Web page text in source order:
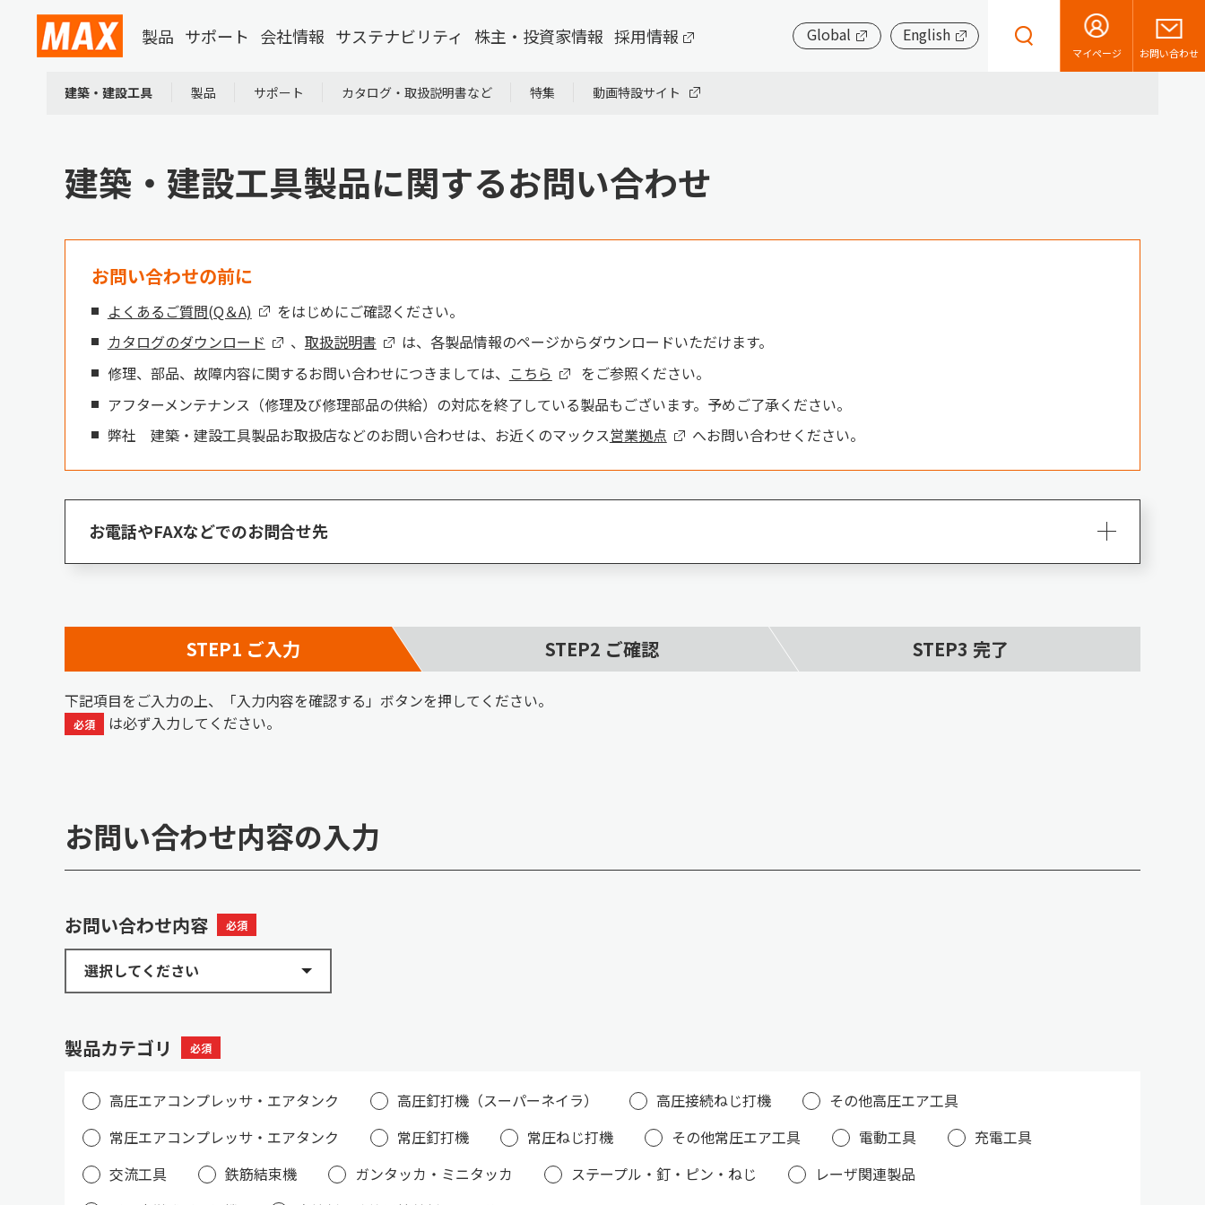
製品 サポート 会社情報 サステナビリティ 株主・投資家情報 採用情報 Global English
マイページ お問い合わせ
建築・建設工具 製品 サポート カタログ・取扱説明書など 特集 動画特設サイト
建築・建設工具製品に関するお問い合わせ
お問い合わせの前に
よくあるご質問(Q＆A)
をはじめにご確認ください。
カタログのダウンロード
、 取扱説明書
は、各製品情報のページからダウンロードいただけます。
修理、部品、故障内容に関するお問い合わせにつきましては、 こちら
をご参照ください。
アフターメンテナンス（修理及び修理部品の供給）の対応を終了している製品もございます。予めご了承ください。
弊社 建築・建設工具製品お取扱店などのお問い合わせは、お近くのマックス営業拠点 へお問い合わせください。
お電話やFAXなどでのお問合せ先
STEP1 ご入力 STEP2 ご確認 STEP3 完了
下記項目をご入力の上、「入力内容を確認する」ボタンを押してください。
必須 は必ず入力してください。
お問い合わせ内容の入力
お問い合わせ内容 必須
製品カテゴリ 必須
高圧エアコンプレッサ・エアタンク 高圧釘打機（スーパーネイラ） 高圧接続ねじ打機
その他高圧エア工具
常圧エアコンプレッサ・エアタンク
常圧釘打機 常圧ねじ打機 その他常圧エア工具 電動工具
充電工具
交流工具
鉄筋結束機 ガンタッカ・ミニタッカ ステープル・釘・ピン・ねじ
レーザ関連製品